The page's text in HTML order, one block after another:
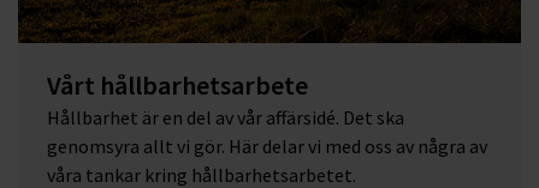
Vårt hållbarhetsarbete
Hållbarhet är en del av vår affärsidé. Det ska
genomsyra allt vi gör. Här delar vi med oss av några av
våra tankar kring hållbarhetsarbetet.